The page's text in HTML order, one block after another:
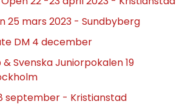
25 mars 2023 - Sundbyberg
DM 4 december
Svenska Juniorpokalen 19
september - Kristianstad